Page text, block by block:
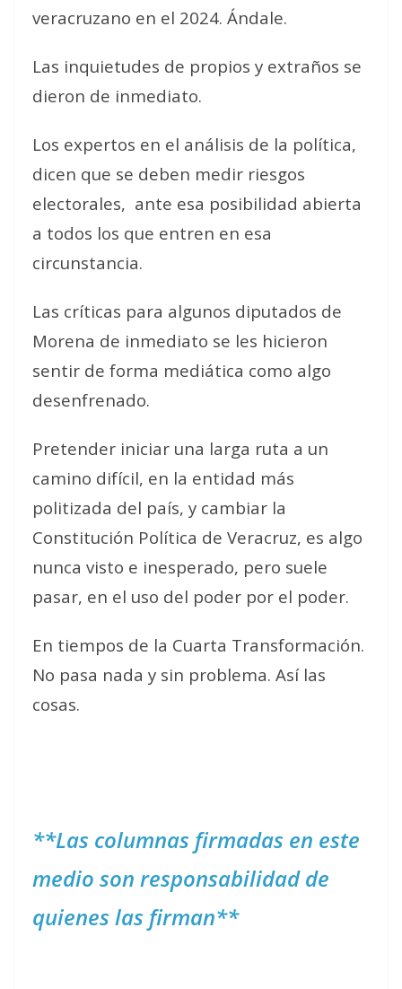
veracruzano en el 2024. Ándale.
Las inquietudes de propios y extraños se
dieron de inmediato.
Los expertos en el análisis de la política,
dicen que se deben medir riesgos
electorales, ante esa posibilidad abierta
a todos los que entren en esa
circunstancia.
Las críticas para algunos diputados de
Morena de inmediato se les hicieron
sentir de forma mediática como algo
desenfrenado.
Pretender iniciar una larga ruta a un
camino difícil, en la entidad más
politizada del país, y cambiar la
Constitución Política de Veracruz, es algo
nunca visto e inesperado, pero suele
pasar, en el uso del poder por el poder.
En tiempos de la Cuarta Transformación.
No pasa nada y sin problema. Así las
cosas.
**Las columnas firmadas en este
medio son responsabilidad de
quienes las firman**